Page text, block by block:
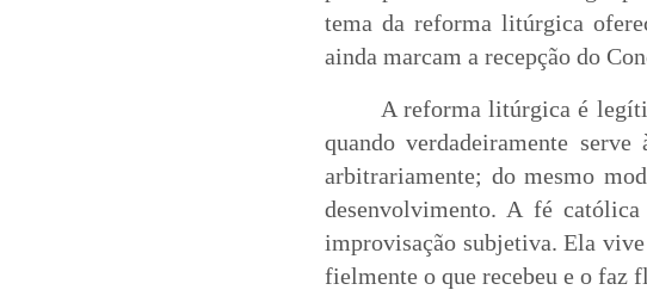
tema da reforma litúrgica
ainda marcam a recepção do
A reforma litúrgica é
quando verdadeiramente
arbitrariamente; do mesmo
desenvolvimento. A fé
improvisação subjetiva. Ela
fielmente o que recebeu e o faz